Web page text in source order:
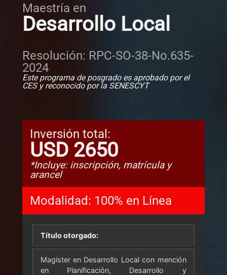
Maestría en
Desarrollo Local
Resolución: RPC-SO-38-No.635-
2024
Este programa de posgrado es aprobado por el
CES y reconocido por la SENESCYT
Inversión total:
USD 2650
*Incluye: inscripción, matrícula y
arancel
Modalidad: 100% en Línea
Título otorgado:
Magister en Desarrollo Local con mención
en Planificación, Desarrollo y